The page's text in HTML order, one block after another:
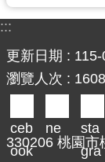
:::
更新日期
瀏覽人次
1608
330206 桃園市